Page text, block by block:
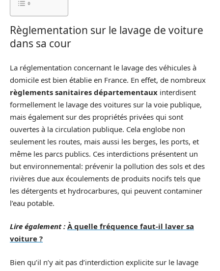
Règlementation sur le lavage de voiture
dans sa cour
La réglementation concernant le lavage des véhicules à
domicile est bien établie en France. En effet, de nombreux
règlements sanitaires départementaux interdisent
formellement le lavage des voitures sur la voie publique,
mais également sur des propriétés privées qui sont
ouvertes à la circulation publique. Cela englobe non
seulement les routes, mais aussi les berges, les ports, et
même les parcs publics. Ces interdictions présentent un
but environnemental: prévenir la pollution des sols et des
rivières due aux écoulements de produits nocifs tels que
les détergents et hydrocarbures, qui peuvent contaminer
l’eau potable.
Lire également : À quelle fréquence faut-il laver sa
voiture ?
Bien qu’il n’y ait pas d’interdiction explicite sur le lavage